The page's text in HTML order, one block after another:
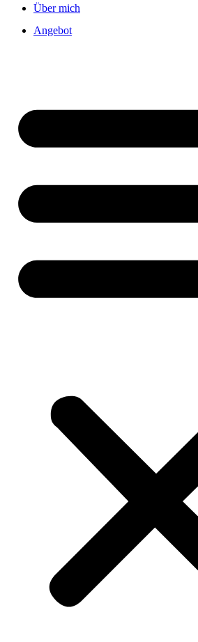
Über mich
Angebot